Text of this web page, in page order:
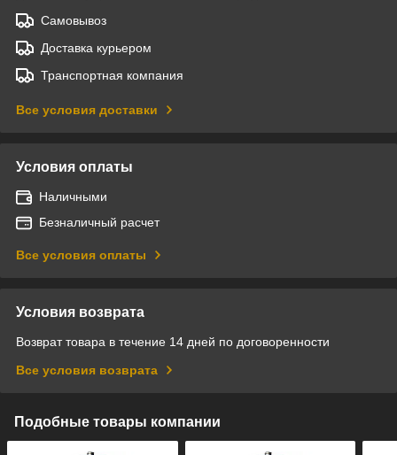
Самовывоз
Доставка курьером
Транспортная компания
Все условия доставки
Условия оплаты
Наличными
Безналичный расчет
Все условия оплаты
Условия возврата
Возврат товара в течение 14 дней по договоренности
Все условия возврата
Подобные товары компании